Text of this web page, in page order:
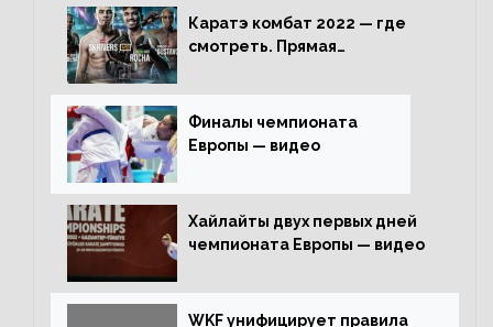
Каратэ комбат 2022 — где
смотреть. Прямая
Финалы чемпионата
Европы — видео
Хайлайты двух первых дней
чемпионата Европы — видео
WKF унифицирует правила